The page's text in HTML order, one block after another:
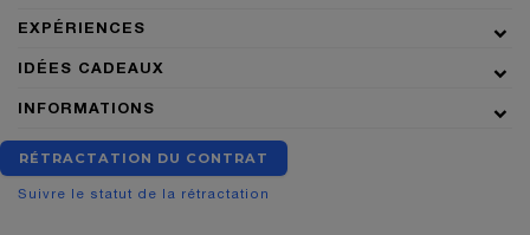
EXPÉRIENCES
IDÉES CADEAUX
INFORMATIONS
RÉTRACTATION DU CONTRAT
Suivre le statut de la rétractation